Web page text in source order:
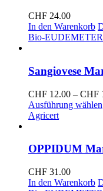
CHF 24.00
In den Warenkorb
Bio-EUDEMETER
Sangiovese
CHF 12.00 – CHF
Ausführung wählen
Agricert
OPPIDUM
CHF 31.00
In den Warenkorb